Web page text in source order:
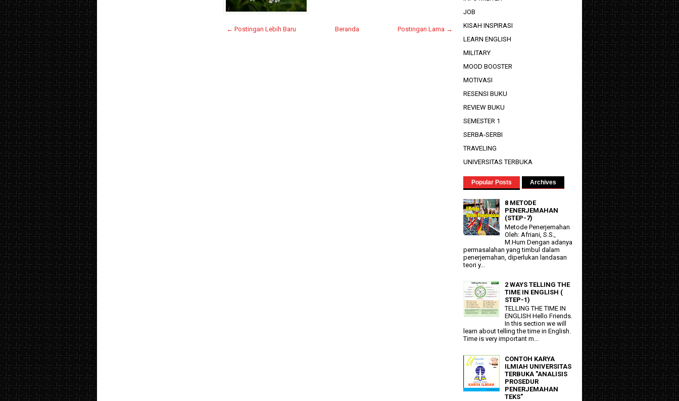
← Postingan Lebih Baru Postingan Lama →
Beranda
JOB
KISAH INSPIRASI
LEARN ENGLISH
MILITARY
MOOD BOOSTER
MOTIVASI
RESENSI BUKU
REVIEW BUKU
SEMESTER 1
SERBA-SERBI
TRAVELING
UNIVERSITAS TERBUKA
Popular Posts Archives
8 METODE
PENERJEMAHAN
(STEP-7)
Metode Penerjemahan
Oleh: Afriani, S.S.,
M.Hum Dengan adanya
permasalahan yang timbul dalam
penerjemahan, diperlukan landasan
teori y...
2 WAYS TELLING THE
TIME IN ENGLISH (
STEP-1)
TELLING THE TIME IN
ENGLISH Hello Friends.
In this section we will
learn about telling the time in English.
Time is very important m...
CONTOH KARYA
ILMIAH UNIVERSITAS
TERBUKA "ANALISIS
PROSEDUR
PENERJEMAHAN
TEKS"